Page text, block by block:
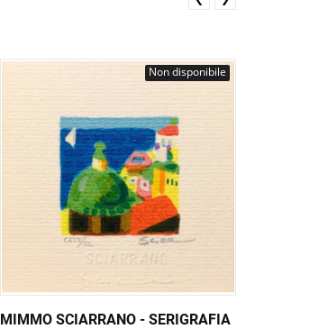
Non disponibile
MIMMO SCIARRANO - SERIGRAFIA